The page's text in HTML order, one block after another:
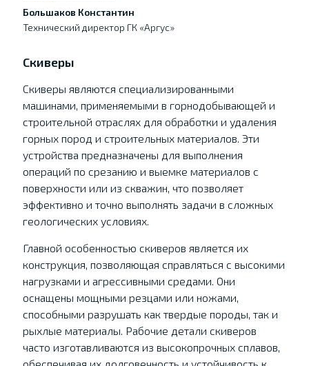
Большаков Константин
Технический директор ГК «Аргус»
Скиверы
Скиверы являются специализированными
машинами, применяемыми в горнодобывающей и
строительной отраслях для обработки и удаления
горных пород и строительных материалов. Эти
устройства предназначены для выполнения
операций по срезанию и выемке материалов с
поверхности или из скважин, что позволяет
эффективно и точно выполнять задачи в сложных
геологических условиях.
Главной особенностью скиверов является их
конструкция, позволяющая справляться с высокими
нагрузками и агрессивными средами. Они
оснащены мощными резцами или ножами,
способными разрушать как твердые породы, так и
рыхлые материалы. Рабочие детали скиверов
часто изготавливаются из высокопрочных сплавов,